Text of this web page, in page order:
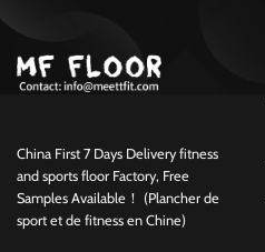
China First 7 Days Delivery fitness
and sports floor Factory, Free
Samples Available！ (Plancher de
sport et de fitness en Chine)